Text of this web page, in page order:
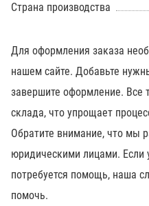
Страна производства
Для оформления заказа
нашем сайте. Добавьте
завершите оформление. Все
склада, что упрощает
Обратите внимание, что мы
юридическими лицами. Если
потребуется помощь, наша
помочь.